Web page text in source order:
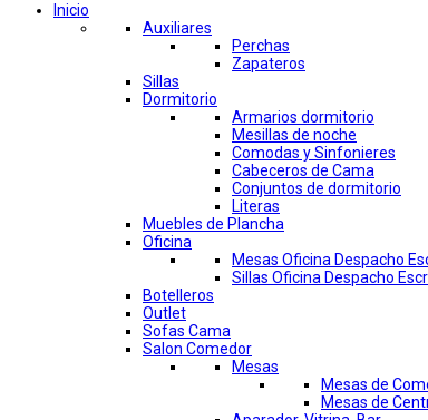
Inicio
Auxiliares
Perchas
Zapateros
Sillas
Dormitorio
Armarios dormitorio
Mesillas de noche
Comodas y Sinfonieres
Cabeceros de Cama
Conjuntos de dormitorio
Literas
Muebles de Plancha
Oficina
Mesas Oficina Despacho
Sillas Oficina Despacho
Botelleros
Outlet
Sofas Cama
Salon Comedor
Mesas
Mesas de
Mesas de